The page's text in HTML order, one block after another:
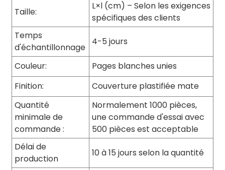
Taille:
L×l (cm) – Selon les exigences
spécifiques des clients
Temps
d'échantillonnage
4-5 jours
Couleur:
Pages blanches unies
Finition:
Couverture plastifiée mate
Quantité
minimale de
commande :
Normalement 1000 pièces,
une commande d'essai avec
500 pièces est acceptable
Délai de
production
10 à 15 jours selon la quantité